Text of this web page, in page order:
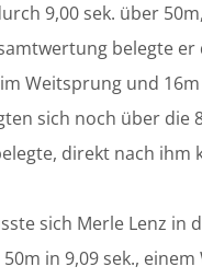
9,00 sek. über
belegte er
Weitsprung und
sich noch über die
direkt nach ihm
sich Merle Lenz in
in 9,09 sek.,